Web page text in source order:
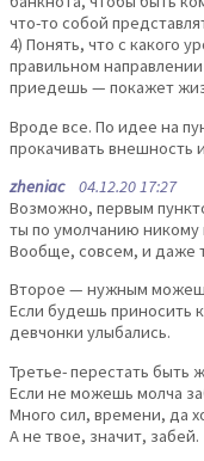
что-то собой
4) Понять, что с какого
правильном направлении
приедешь — покажет
Вроде все. По идее на
прокачивать внешность
zheniac04.12.20 17:27
Возможно, первым
ты по умолчанию никому
Вообще, совсем, и даже
Второе — нужным
Если будешь приносить
девчонки улыбались.
Третье- перестать быть
Если не можешь молча
Много сил, времени, да
А не твое, значит, забей.